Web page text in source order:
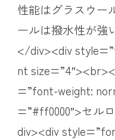
性能はグラスウー
ールは撥水性が
</div><div
nt
=”font-weight:
=”#ff0000″>セル
div><div